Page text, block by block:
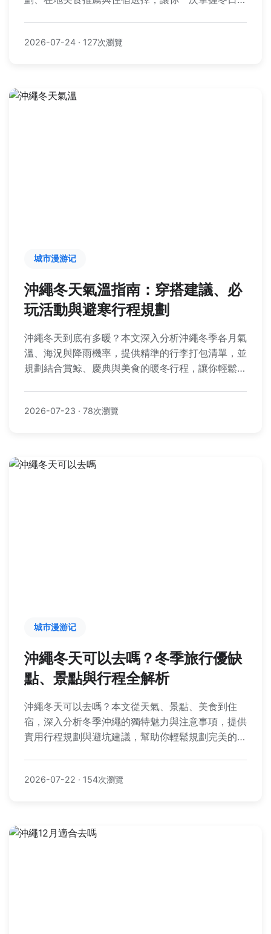
2026-07-24 · 127次瀏覽
城市漫游记
沖繩冬天氣溫指南：穿搭建議、必
玩活動與避寒行程規劃
沖繩冬天到底有多暖？本文深入分析沖繩冬季各月氣
溫、海況與降雨機率，提供精準的行李打包清單，並
規劃結合賞鯨、慶典與美食的暖冬行程，讓你輕鬆規
2026-07-23 · 78次瀏覽
城市漫游记
沖繩冬天可以去嗎？冬季旅行優缺
點、景點與行程全解析
沖繩冬天可以去嗎？本文從天氣、景點、美食到住
宿，深入分析冬季沖繩的獨特魅力與注意事項，提供
實用行程規劃與避坑建議，幫助你輕鬆規劃完美的冬
2026-07-22 · 154次瀏覽